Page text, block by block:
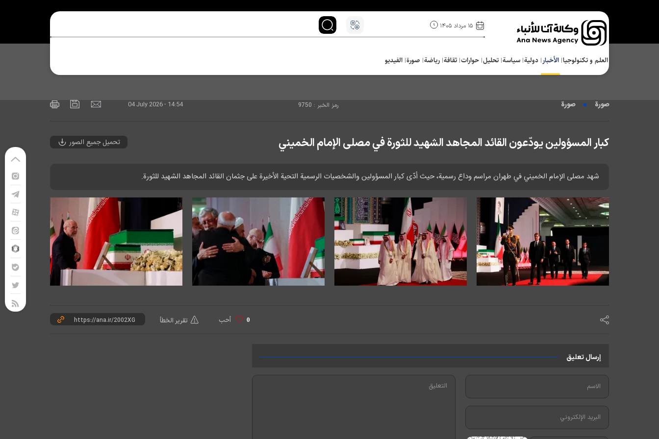
۱۵ مرداد ۱۴۰۵
العلم و تکنولوجیا الأخبار دولية سياسة تحلیل حوارات ثقافة رياضة صورة الفيديو
صورة صورة رمز الخبر : 9750 04 July 2026 - 14:54
كبار المسؤولين يودّعون القائد المجاهد الشهيد للثورة في مصلى الإمام الخميني تحميل جميع الصور
شهد مصلى الإمام الخميني في طهران مراسم وداع رسمية، حيث أدّى كبار المسؤولين والشخصيات الرسمية التحية الأخيرة على جثمان القائد المجاهد الشهيد للثورة.
0 أحب تقرير الخطأ
إرسال تعليق